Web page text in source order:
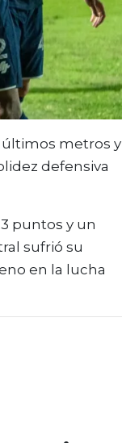
metros y
defensiva
puntos y un
sufrió su
en la lucha